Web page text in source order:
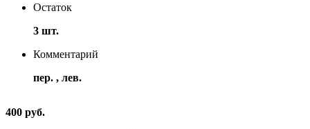
Остаток
3 шт.
Комментарий
пер. , лев.
400 руб.